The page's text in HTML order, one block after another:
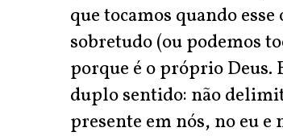
que tocamos quando
sobretudo (ou podemos
porque é o próprio
duplo sentido: não
presente em nós, no eu e